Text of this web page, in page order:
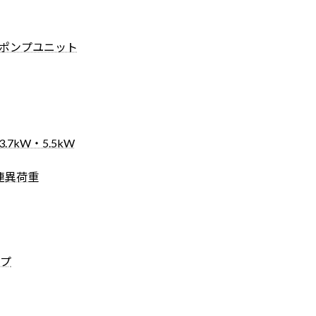
ンプユニット
・5.5kW
荷重